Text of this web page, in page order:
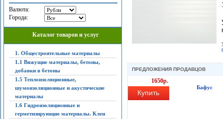
Валюта:
Города:
Каталог товаров и услуг
1. Общестроительные материалы
1.1 Вяжущие материалы, бетоны,
добавки в бетоны
1.5 Теплоизоляционные,
шумоизоляционные и акустические
материалы
1.6 Гидроизоляционные и
герметизирующие материалы. Клеи
ПРЕДЛОЖЕНИЯ ПРОДАВЦОВ
1650р.
Купить
Бафус